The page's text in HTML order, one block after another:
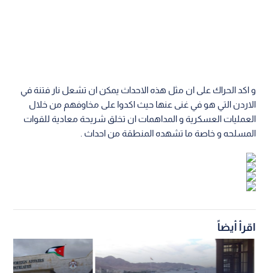
و اكد الحراك على ان مثل هذه الاحداث يمكن ان تشعل نار فتنة في
الاردن التي هو في غنى عنها حيث اكدوا على مخاوفهم من خلال
العمليات العسكرية و المداهمات ان تخلق شريحة معادية للقوات
المسلحه و خاصة ما تشهده المنطقة من احداث .
اقرأ أيضاً